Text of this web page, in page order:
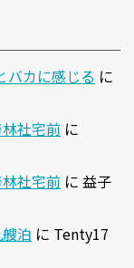
バカに感じる に
社宅前 に
社宅前 に 益子
泊 に Tenty17